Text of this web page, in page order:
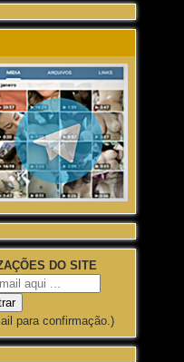
DO SITE
para confirmação.)